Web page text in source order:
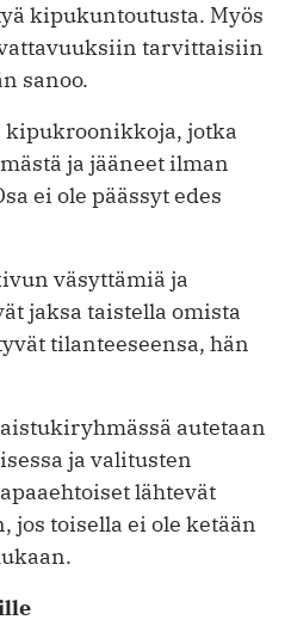
kipukuntoutusta. Myös
tarvittaisiin
sanoo.
kipukroonikkoja, jotka
ja jääneet ilman
ei ole päässyt edes
väsyttämiä ja
jaksa taistella omista
tilanteeseensa, hän
autetaan
ja valitusten
lähtevät
jos toisella ei ole ketään